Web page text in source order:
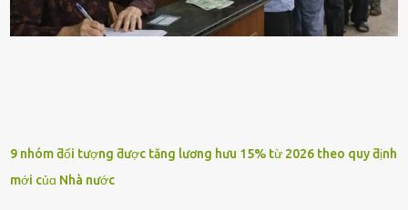
9 nhóm ƌối tượng ƌược tăng lương hưu 15% từ 2026 theo quy ƌịnh
mới củɑ Nhà nước